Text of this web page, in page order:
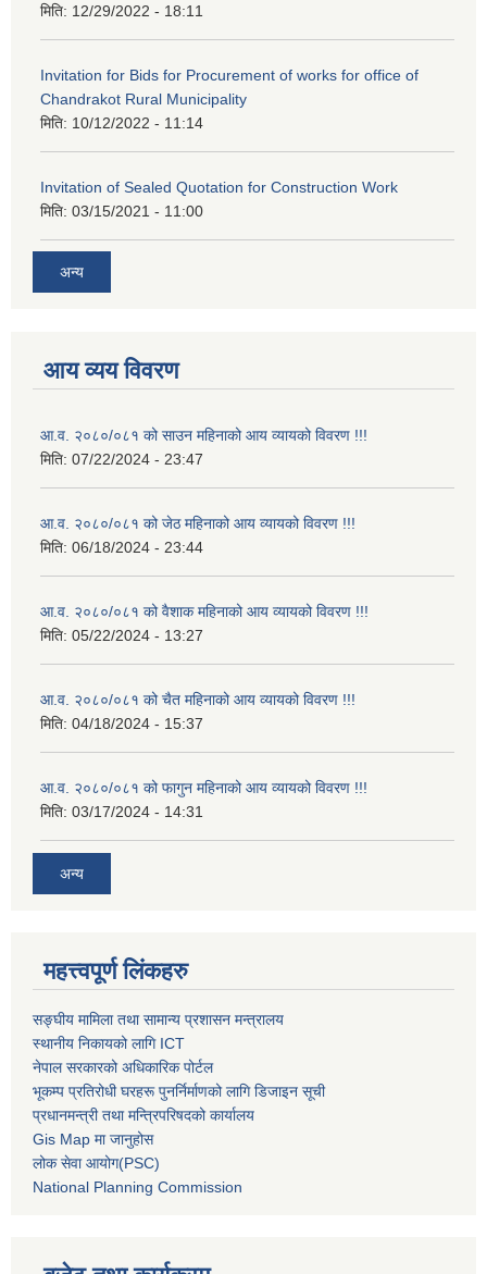
मिति: 12/29/2022 - 18:11
Invitation for Bids for Procurement of works for office of
Chandrakot Rural Municipality
मिति: 10/12/2022 - 11:14
Invitation of Sealed Quotation for Construction Work
मिति: 03/15/2021 - 11:00
अन्य
आय व्यय विवरण
आ.व. २०८०/०८१ को साउन महिनाको आय व्यायको विवरण !!!
मिति: 07/22/2024 - 23:47
आ.व. २०८०/०८१ को जेठ महिनाको आय व्यायको विवरण !!!
मिति: 06/18/2024 - 23:44
आ.व. २०८०/०८१ को वैशाक महिनाको आय व्यायको विवरण !!!
मिति: 05/22/2024 - 13:27
आ.व. २०८०/०८१ को चैत महिनाको आय व्यायको विवरण !!!
मिति: 04/18/2024 - 15:37
आ.व. २०८०/०८१ को फागुन महिनाको आय व्यायको विवरण !!!
मिति: 03/17/2024 - 14:31
अन्य
महत्त्वपूर्ण लिंकहरु
सङ्घीय मामिला तथा सामान्य प्रशासन मन्त्रालय
स्थानीय निकायको लागि ICT
नेपाल सरकारको अधिकारिक पोर्टल
भूकम्प प्रतिरोधी घरहरू पुनर्निर्माणको लागि डिजाइन सूची
प्रधानमन्त्री तथा मन्त्रिपरिषदको कार्यालय
Gis Map मा जानुहोस
लोक सेवा आयोग(PSC)
National Planning Commission